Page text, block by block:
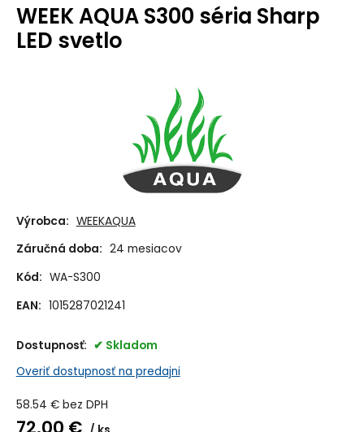
WEEK AQUA S300 séria Sharp
LED svetlo
Výrobca: WEEKAQUA
Záručná doba: 24 mesiacov
Kód: WA-S300
EAN: 1015287021241
Dostupnosť:
Skladom
Overiť dostupnosť na predajni
58.54 € bez DPH